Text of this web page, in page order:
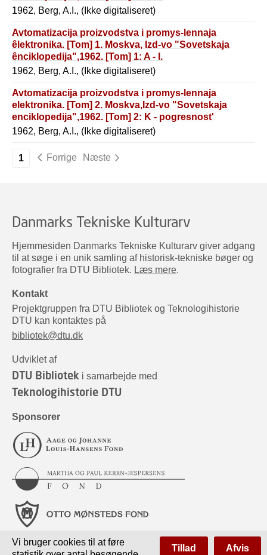
1962, Berg, A.I., (Ikke digitaliseret)
Avtomatizacija proizvodstva i promys-lennaja
êlektronika. [Tom] 1. Moskva, Izd-vo "Sovetskaja
ênciklopedija",1962. [Tom] 1: A - I.
1962, Berg, A.I., (Ikke digitaliseret)
Avtomatizacija proizvodstva i promys-lennaja
elektronika. [Tom] 2. Moskva,Izd-vo "Sovetskaja
enciklopedija",1962. [Tom] 2: K - pogresnost'
ismerenija.
1962, Berg, A.I., (Ikke digitaliseret)
1 Forrige Næste
Danmarks Tekniske Kulturarv
Hjemmesiden Danmarks Tekniske Kulturarv giver adgang
til at søge i en unik samling af historisk-tekniske bøger og
fotografier fra DTU Bibliotek. Læs mere.
Kontakt
Projektgruppen fra DTU Bibliotek og Teknologihistorie
DTU kan kontaktes på
bibliotek@dtu.dk
Udviklet af
DTU Bibliotek i samarbejde med
Teknologihistorie DTU
Sponsorer
Vi bruger cookies til at føre
Tillad Afvis